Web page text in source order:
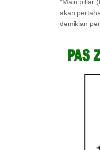
"Main pillar
akan
demikian